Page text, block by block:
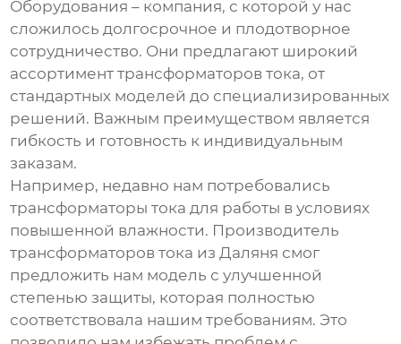
Оборудования – компания, с которой у нас
сложилось долгосрочное и плодотворное
сотрудничество. Они предлагают широкий
ассортименттрансформаторов тока, от
стандартных моделей до специализированных
решений. Важным преимуществом является
гибкость и готовность к индивидуальным
заказам.
Например, недавно нам потребовались
трансформаторы тока для работы в условиях
повышенной влажности. Производитель
трансформаторов тока из Даляня смог
предложить нам модель с улучшенной
степенью защиты, которая полностью
соответствовала нашим требованиям. Это